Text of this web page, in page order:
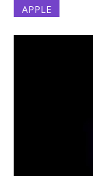
APPLE